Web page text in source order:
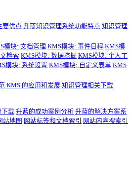
要优点 升蓝知识管理系统功能特点 知识管理
模块: 文档管理 KMS模块: 事件日程 KMS模
检索 KMS模块: 数据挖掘 KMS模块: 个人工
模块: 系统设置 KMS模块: 自定义表单 KMS
KMS 的应用和发展 知识管理相关下载
下载 升蓝的成功案例分析 升蓝的解决方案系
站地图 网站标签和文档索引
网站内容搜索引